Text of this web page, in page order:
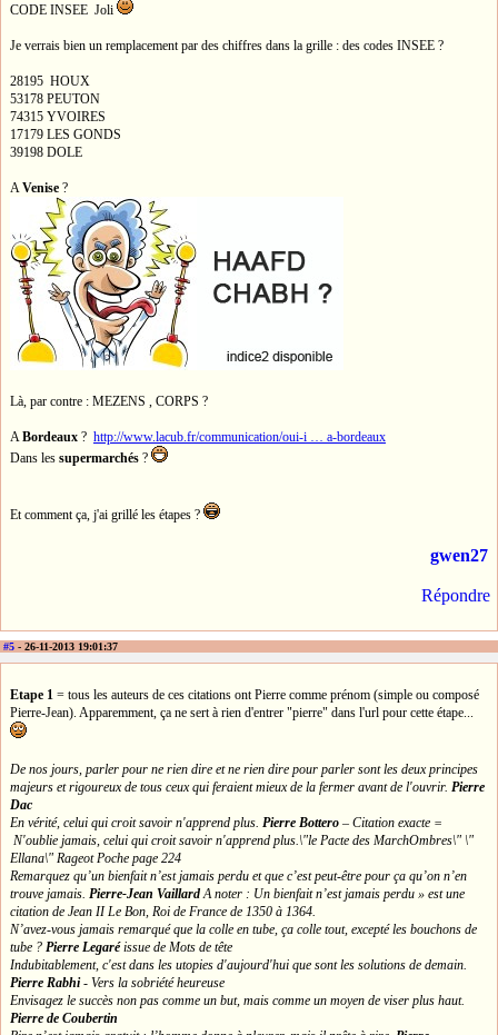
CODE INSEE Joli
Je verrais bien un remplacement par des chiffres dans la grille : des codes INSEE ?
28195 HOUX
53178 PEUTON
74315 YVOIRES
17179 LES GONDS
39198 DOLE
AVenise ?
Là, par contre : MEZENS , CORPS ?
ABordeaux ? http://www.lacub.fr/communication/oui-i … a-bordeaux
Dans les supermarchés ?
Et comment ça, j'ai grillé les étapes ?
gwen27
Répondre
#5 - 26-11-2013 19:01:37
Etape 1 = tous les auteurs de ces citations ont Pierre comme prénom (simple ou composé
Pierre-Jean). Apparemment, ça ne sert à rien d'entrer "pierre" dans l'url pour cette étape...
De nos jours, parler pour ne rien dire et ne rien dire pour parler sont les deux principes
majeurs et rigoureux de tous ceux qui feraient mieux de la fermer avant de l'ouvrir. Pierre
Dac
En vérité, celui qui croit savoir n'apprend plus. Pierre Bottero – Citation exacte =
N'oublie jamais, celui qui croit savoir n'apprend plus.\"le Pacte des MarchOmbres\" \"
Ellana\" Rageot Poche page 224
Remarquez qu’un bienfait n’est jamais perdu et que c’est peut-être pour ça qu’on n’en
trouve jamais. Pierre-Jean Vaillard A noter : Un bienfait n’est jamais perdu » est une
citation de Jean II Le Bon, Roi de France de 1350 à 1364.
N’avez-vous jamais remarqué que la colle en tube, ça colle tout, excepté les bouchons de
tube ? Pierre Legaré issue de Mots de tête
Indubitablement, c'est dans les utopies d'aujourd'hui que sont les solutions de demain.
Pierre Rabhi- Vers la sobriété heureuse
Envisagez le succès non pas comme un but, mais comme un moyen de viser plus haut.
Pierre de Coubertin